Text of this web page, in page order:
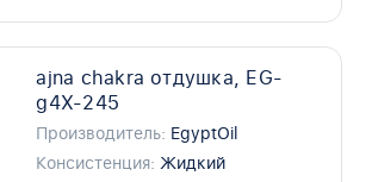
ajna chakra отдушка, EG-
g4X-245
Производитель: EgyptOil
Консистенция: Жидкий